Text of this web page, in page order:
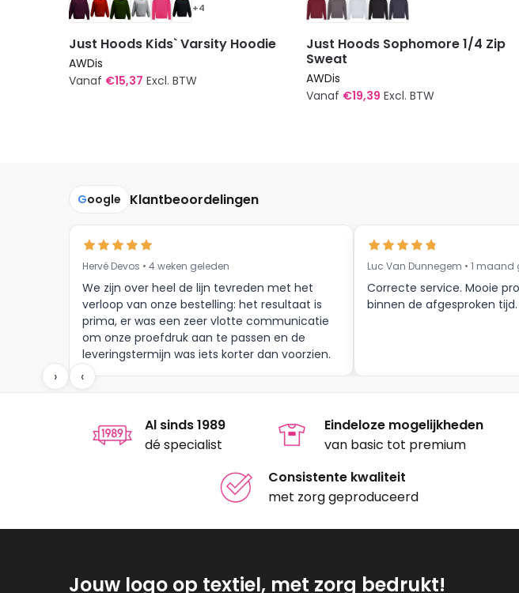
+4
Just Hoods Kids` Varsity Hoodie
AWDis
Vanaf €15,37 Excl. BTW
variaties.
Deze
optie
kan
gekozen
worden
op
de
productpagina
Just Hoods Sophomore 1/4 Zip
Sweat
AWDis
Vanaf €19,39 Excl. BTW
Deze
gekozen
worden
op
productpagina
Google Klantbeoordelingen
Hervé Devos • 4 weken geleden
We zijn over heel de lijn tevreden met het
verloop van onze bestelling: het resultaat is
prima, er was een zeer vlotte communicatie
om onze proefdruk aan te passen en de
leveringstermijn was iets korter dan voorzien.
Meer moet dat niet zijn.
Luc Van Dunnegem • 1 maand
Correcte service. Mooie
binnen de afgesproken tijd.
‹
›
Al sinds 1989
dé specialist
Eindeloze mogelijkheden
van basic tot premium
Consistente kwaliteit
met zorg geproduceerd
Jouw logo op textiel, met zorg bedrukt!